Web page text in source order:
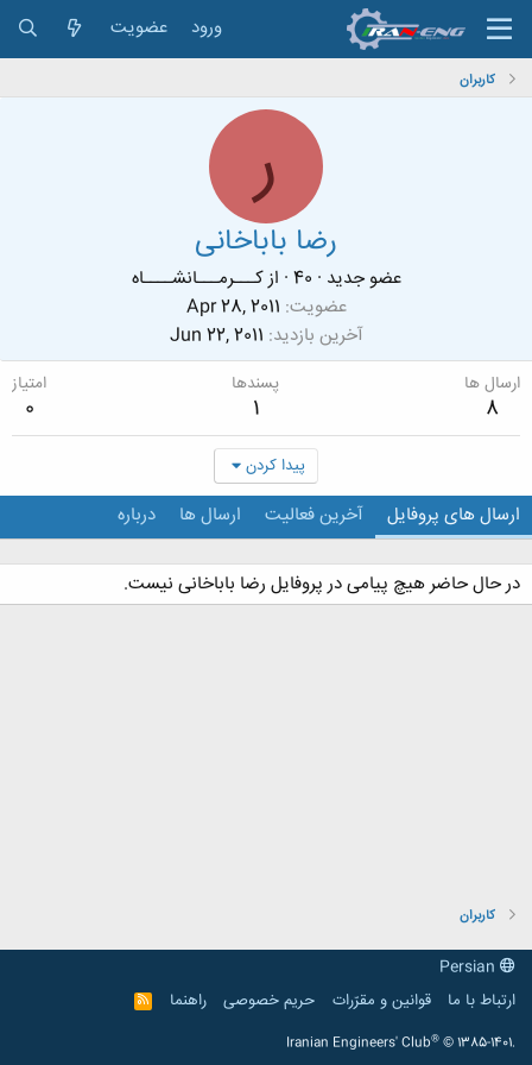
ورود عضویت
کاربران
ر
رضا باباخانی
عضو جدید ·
· ازكـــرمـــانشــــاه
عضویت Apr 28, 2011
آخرین بازدید Jun 22, 2011
ارسال ها
8
پسندها
1
امتیاز
0
پیدا کردن
ارسال های پروفایل آخرین فعالیت ارسال ها درباره
در حال حاضر هیچ پیامی در پروفایل رضا باباخانی نیست.
کاربران
ارتباط با ما
قوانین و مقرّرات حریم خصوصی راهنما
R
S
Iranian Engineers' Club® © 1385-1401.